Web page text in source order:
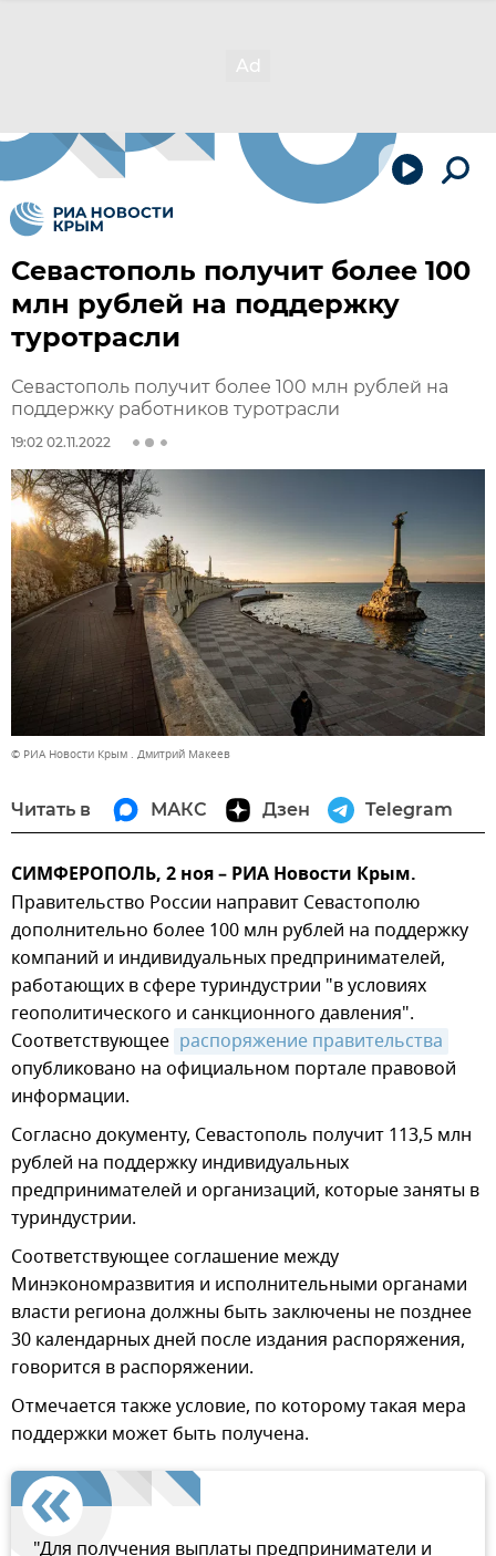
Севастополь получит более 100
млн рублей на поддержку
туротрасли
Севастополь получит более 100 млн рублей на
поддержку работников туротрасли
19:02 02.11.2022
© РИА Новости Крым . Дмитрий Макеев
Читать в МАКС Дзен Telegram
СИМФЕРОПОЛЬ, 2 ноя – РИА Новости Крым.
Правительство России направит Севастополю
дополнительно более 100 млн рублей на поддержку
компаний и индивидуальных предпринимателей,
работающих в сфере туриндустрии "в условиях
геополитического и санкционного давления".
Соответствующее распоряжение правительства
опубликовано на официальном портале правовой
информации.
Согласно документу, Севастополь получит 113,5 млн
рублей на поддержку индивидуальных
предпринимателей и организаций, которые заняты в
туриндустрии.
Соответствующее соглашение между
Минэкономразвития и исполнительными органами
власти региона должны быть заключены не позднее
30 календарных дней после издания распоряжения,
говорится в распоряжении.
Отмечается также условие, по которому такая мера
поддержки может быть получена.
"Для получения выплаты предприниматели и